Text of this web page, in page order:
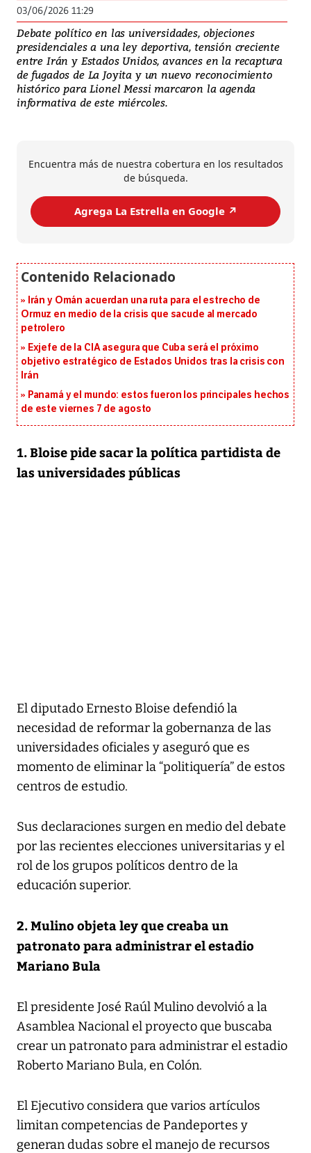
03/06/2026 11:29
Debate político en las universidades, objeciones
presidenciales a una ley deportiva, tensión creciente
entre Irán y Estados Unidos, avances en la recaptura
de fugados de La Joyita y un nuevo reconocimiento
histórico para Lionel Messi marcaron la agenda
informativa de este miércoles.
Encuentra más de nuestra cobertura en los resultados
de búsqueda.
Agrega La Estrella en Google ↗️
Irán y Omán acuerdan una ruta para el estrecho de
Ormuz en medio de la crisis que sacude al mercado
petrolero
Exjefe de la CIA asegura que Cuba será el próximo
objetivo estratégico de Estados Unidos tras la crisis con
Irán
Panamá y el mundo: estos fueron los principales hechos
de este viernes 7 de agosto
1. Bloise pide sacar la política partidista de
las universidades públicas
El diputado Ernesto Bloise defendió la
necesidad de reformar la gobernanza de las
universidades oficiales y aseguró que es
momento de eliminar la “politiquería” de estos
centros de estudio.
Sus declaraciones surgen en medio del debate
por las recientes elecciones universitarias y el
rol de los grupos políticos dentro de la
educación superior.
2. Mulino objeta ley que creaba un
patronato para administrar el estadio
Mariano Bula
El presidente José Raúl Mulino devolvió a la
Asamblea Nacional el proyecto que buscaba
crear un patronato para administrar el estadio
Roberto Mariano Bula, en Colón.
El Ejecutivo considera que varios artículos
limitan competencias de Pandeportes y
generan dudas sobre el manejo de recursos